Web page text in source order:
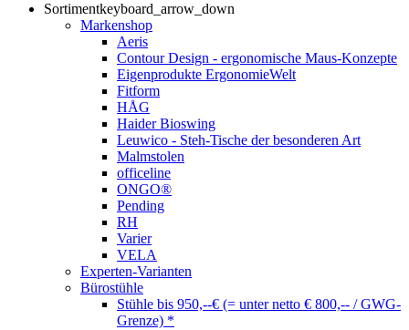
Sortimentkeyboard_arrow_down
Markenshop
Aeris
Contour Design - ergonomische Maus-Konzepte
Eigenprodukte ErgonomieWelt
Fitform
HÅG
Haider Bioswing
Leuwico - Steh-Tische der besonderen Art
Malmstolen
officeline
ONGO®
Pending
RH
Varier
VELA
Experten-Varianten
Bürostühle
Stühle bis 950,--€ (= unter netto € 800,-- / GWG-
Grenze) *